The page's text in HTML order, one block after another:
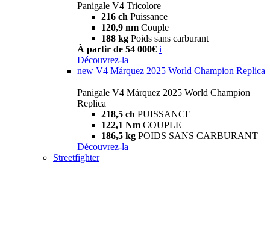
Panigale V4 Tricolore
216 ch Puissance
120,9 nm Couple
188 kg Poids sans carburant
À partir de 54 000€ i
Découvrez-la
new V4 Márquez 2025 World Champion Replica
Panigale V4 Márquez 2025 World Champion
Replica
218,5 ch PUISSANCE
122,1 Nm COUPLE
186,5 kg POIDS SANS CARBURANT
Découvrez-la
Streetfighter